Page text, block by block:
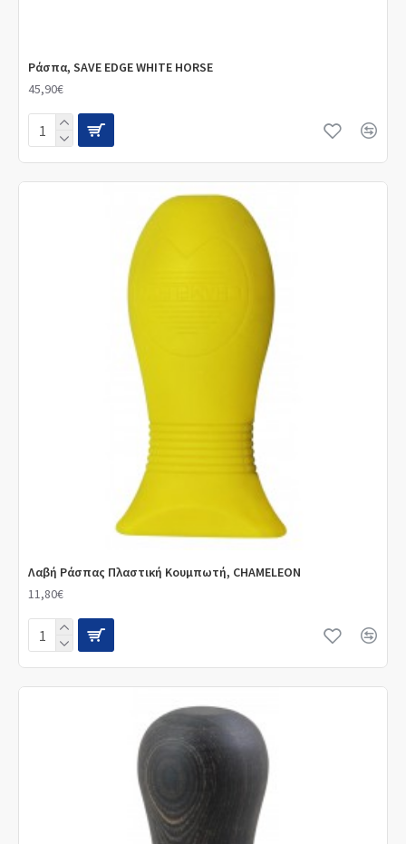
Ράσπα, SAVE EDGE WHITE HORSE
45,90€
Λαβή Ράσπας Πλαστική Κουμπωτή, CHAMELEON
11,80€